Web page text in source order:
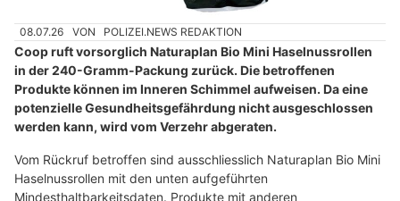
08.07.26 VON POLIZEI.NEWS REDAKTION
Coop ruft vorsorglich Naturaplan Bio Mini Haselnussrollen
in der 240-Gramm-Packung zurück. Die betroffenen
Produkte können im Inneren Schimmel aufweisen. Da eine
potenzielle Gesundheitsgefährdung nicht ausgeschlossen
werden kann, wird vom Verzehr abgeraten.
Vom Rückruf betroffen sind ausschliesslich Naturaplan Bio Mini
Haselnussrollen mit den unten aufgeführten
Mindesthaltbarkeitsdaten. Produkte mit anderen